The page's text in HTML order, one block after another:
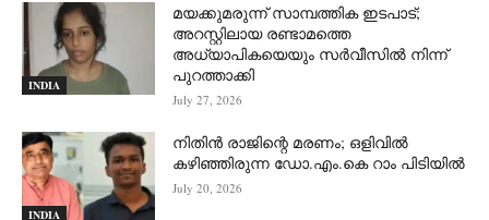
INDIA
മയക്കുമരുന്ന് സാമ്പത്തിക ഇടപാട്;
അറസ്റ്റിലായ രണ്ടാമത്തെ
അധ്യാപികയെയും സർവീസിൽ നിന്ന്
പുറത്താക്കി
July 27, 2026
INDIA
നിതിൻ രാജിന്റെ മരണം; ഒളിവിൽ
കഴിഞ്ഞിരുന്ന ഡോ.എം.കെ റാം പിടിയിൽ
July 20, 2026